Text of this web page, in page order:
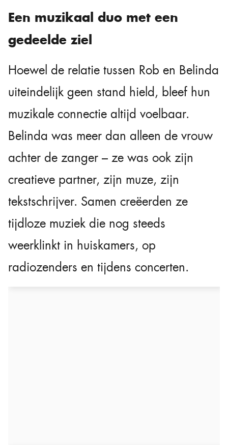
Een muzikaal duo met een
gedeelde ziel
Hoewel de relatie tussen Rob en Belinda
uiteindelijk geen stand hield, bleef hun
muzikale connectie altijd voelbaar.
Belinda was meer dan alleen de vrouw
achter de zanger – ze was ook zijn
creatieve partner, zijn muze, zijn
tekstschrijver. Samen creëerden ze
tijdloze muziek die nog steeds
weerklinkt in huiskamers, op
radiozenders en tijdens concerten.